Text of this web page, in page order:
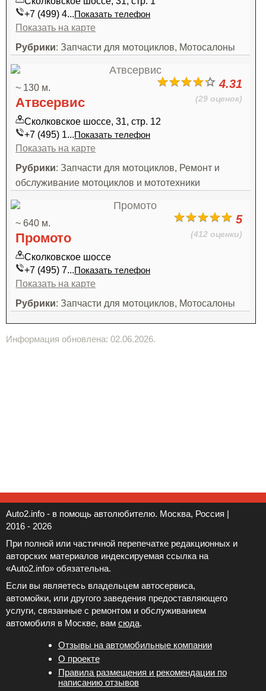
+7 (499) 4...Показать телефон
Показать на карте
Рубрики: Запчасти для мотоциклов, Мотосалоны
4.31
(29 оценок)
~ 130 м.
Атвсервис
Сколковское шоссе, 31, стр. 12
+7 (495) 1...Показать телефон
Показать на карте
Рубрики: Запчасти для мотоциклов, Ремонт и
обслуживание мотоциклов и мототехники
5
(412 оценки)
~ 640 м.
Промото
Сколковское шоссе
+7 (495) 7...Показать телефон
Показать на карте
Рубрики: Запчасти для мотоциклов, Мотосалоны
Информация обновлена: 02.06.2026.
Auto2.info - в помощь автолюбителю. Москва, Россия |
2016 - 2026
При полной или частичной перепечатке редакционных и
авторских материалов индексируемая ссылка на
«Auto2.info» обязательна.
Если вы являетесь владельцем автосервиса,
автомойки, или другого заведения предоставляющего
услуги, связанные с ремонтом и обслуживанием
автомобиля в Москве, вам сюда.
Отзывы на автомобильные компании